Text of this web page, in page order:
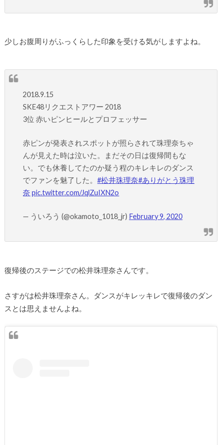
少しお腹周りがふっくらした印象を受ける気がしますよね。
2018.9.15
SKE48リクエストアワー 2018
3位 赤いピンヒールとプロフェッサー
赤ピンが発表されスポットが照らされて珠理奈ちゃ
んが見えた時は泣いた。まだその日は復帰間もな
い。でも休養してたのか疑う程のキレキレのダンス
でファンを魅了した。#松井珠理奈#ありがとう珠理
奈 pic.twitter.com/JqlZuIXN2o
— ういろう (@okamoto_1018_jr) February 9, 2020
復帰後のステージでの松井珠理奈さんです。
さすがは松井珠理奈さん。ダンスがキレッキレで復帰後のダン
スとは思えませんよね。